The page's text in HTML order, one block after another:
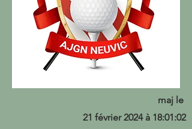
maj le
21 février 2024 à 18:01:02